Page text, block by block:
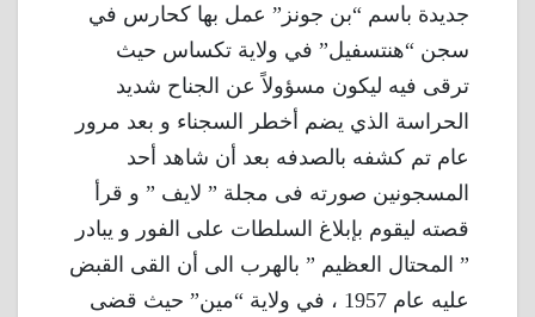
جديدة باسم “بن جونز” عمل بها كحارس في
سجن “هنتسفيل” في ولاية تكساس حيث
ترقى فيه ليكون مسؤولاً عن الجناح شديد
الحراسة الذي يضم أخطر السجناء و بعد مرور
عام تم كشفه بالصدفه بعد أن شاهد أحد
المسجونين صورته فى مجلة ” لايف ” و قرأ
قصته ليقوم بإبلاغ السلطات على الفور و يبادر
” المحتال العظيم ” بالهرب الى أن القى القبض
عليه عام 1957 ، في ولاية “مين” حيث قضى